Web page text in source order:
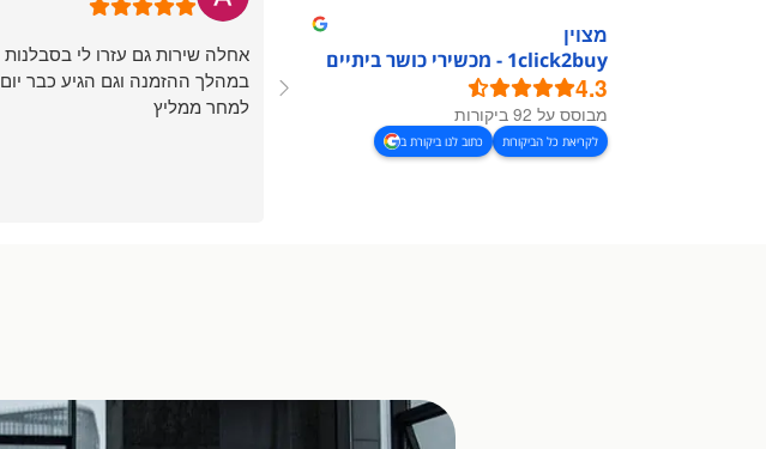
מצוין
1click2buy - מכשירי כושר ביתיים
4.3
מבוסס על 92 ביקורות
לקריאת כל הביקורות כתוב לנו ביקורת ב
אחלה שירות גם עזרו לי בסבלנות
במהלך ההזמנה וגם הגיע כבר יום
למחר ממליץ